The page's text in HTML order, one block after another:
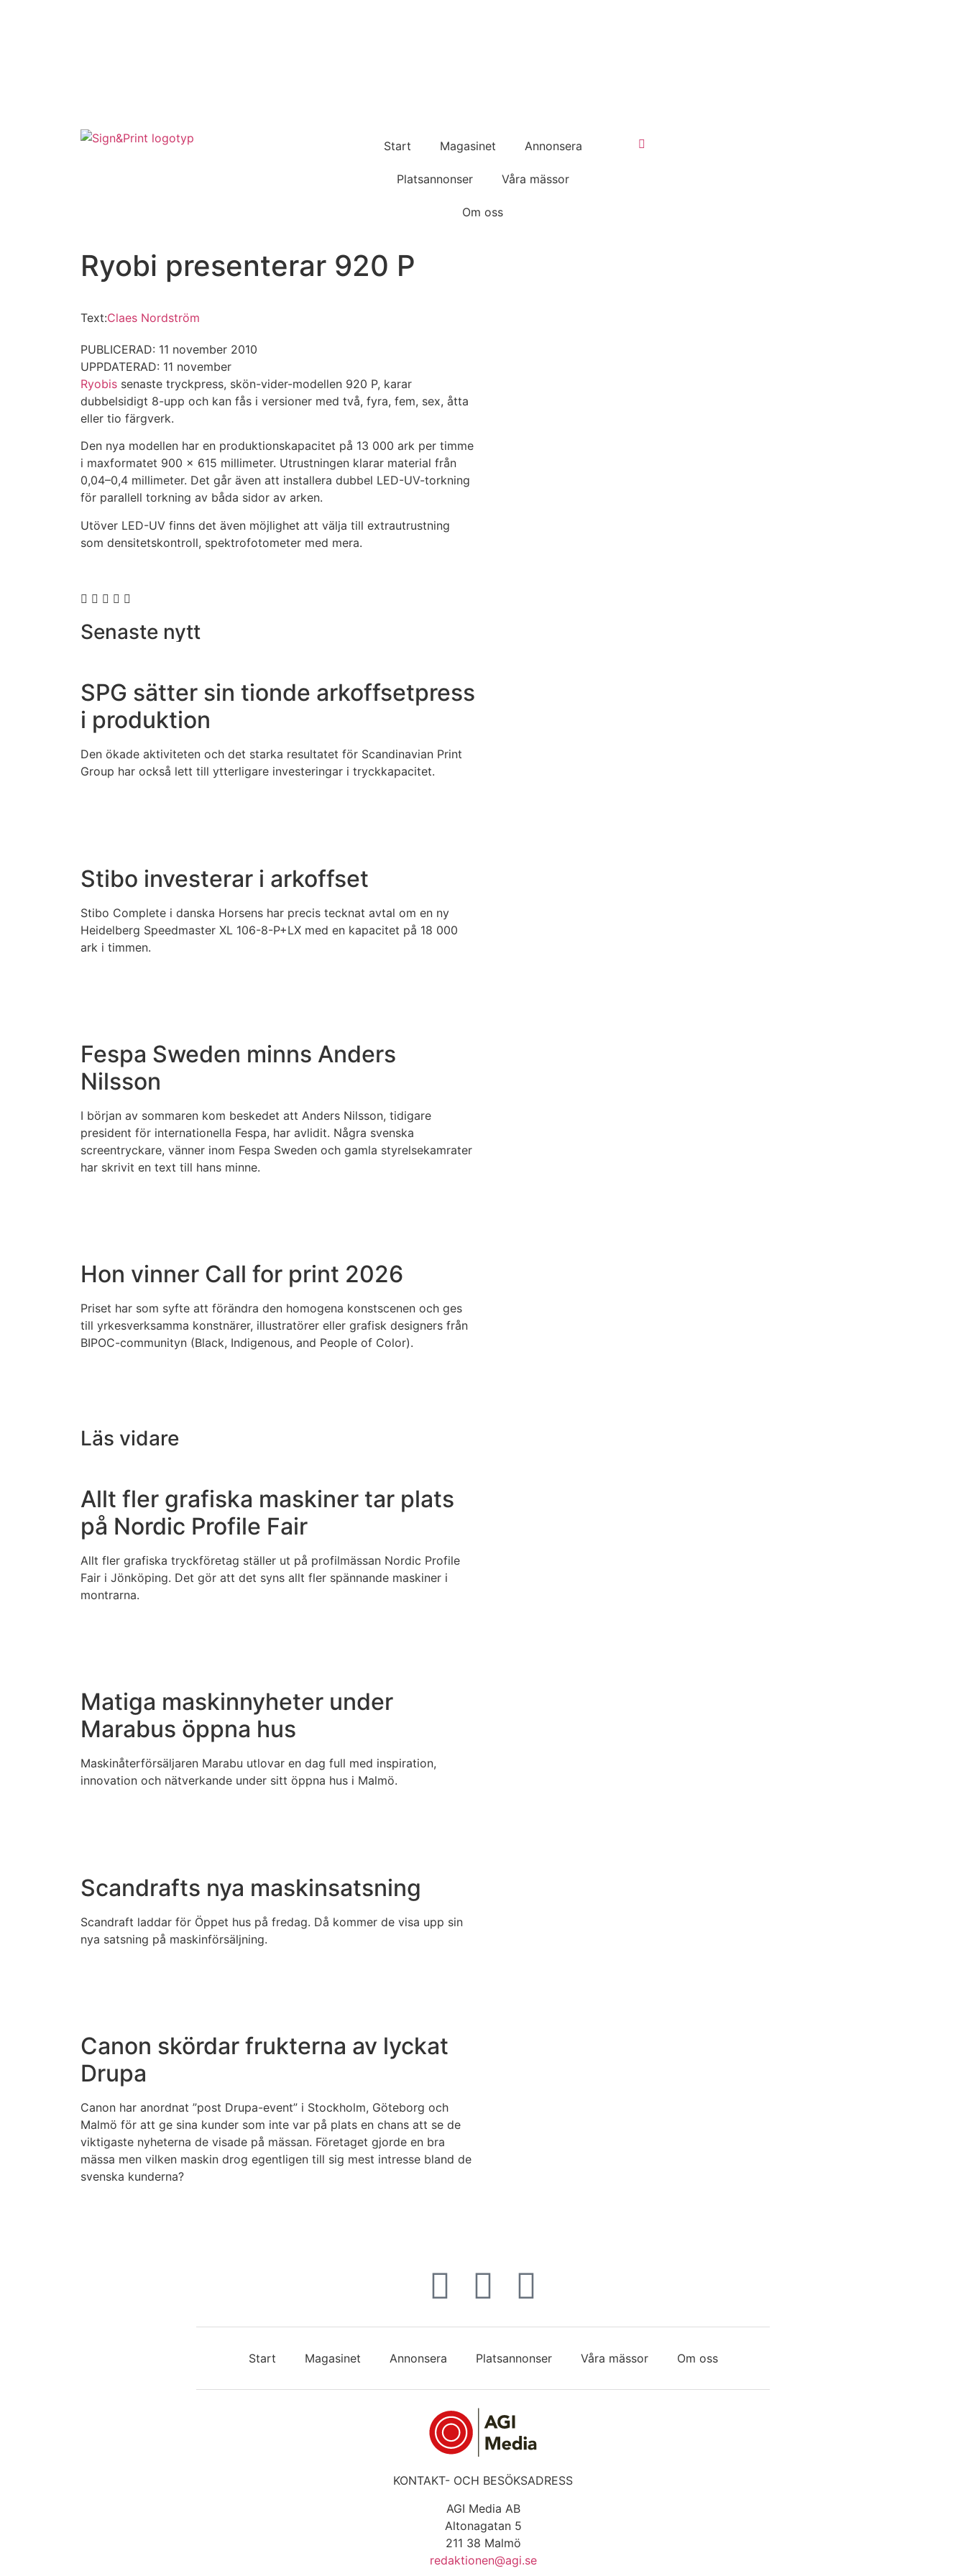
Start Magasinet Annonsera
Platsannonser Våra mässor
Om oss
Ryobi presenterar 920 P
Text:Claes Nordström
PUBLICERAD: 11 november 2010
UPPDATERAD: 11 november
Ryobis senaste tryckpress, skön-vider-modellen 920 P, karar
dubbelsidigt 8-upp och kan fås i versioner med två, fyra, fem, sex, åtta
eller tio färgverk.
Den nya modellen har en produktionskapacitet på 13 000 ark per timme
i maxformatet 900 x 615 millimeter. Utrustningen klarar material från
0,04–0,4 millimeter. Det går även att installera dubbel LED-UV-torkning
för parallell torkning av båda sidor av arken.
Utöver LED-UV finns det även möjlighet att välja till extrautrustning
som densitetskontroll, spektrofotometer med mera.
Senaste nytt
SPG sätter sin tionde arkoffsetpress
i produktion
Den ökade aktiviteten och det starka resultatet för Scandinavian Print
Group har också lett till ytterligare investeringar i tryckkapacitet.
Stibo investerar i arkoffset
Stibo Complete i danska Horsens har precis tecknat avtal om en ny
Heidelberg Speedmaster XL 106-8-P+LX med en kapacitet på 18 000
ark i timmen.
Fespa Sweden minns Anders
Nilsson
I början av sommaren kom beskedet att Anders Nilsson, tidigare
president för internationella Fespa, har avlidit. Några svenska
screentryckare, vänner inom Fespa Sweden och gamla styrelsekamrater
har skrivit en text till hans minne.
Hon vinner Call for print 2026
Priset har som syfte att förändra den homogena konstscenen och ges
till yrkesverksamma konstnärer, illustratörer eller grafisk designers från
BIPOC-communityn (Black, Indigenous, and People of Color).
Läs vidare
Allt fler grafiska maskiner tar plats
på Nordic Profile Fair
Allt fler grafiska tryckföretag ställer ut på profilmässan Nordic Profile
Fair i Jönköping. Det gör att det syns allt fler spännande maskiner i
montrarna.
Matiga maskinnyheter under
Marabus öppna hus
Maskinåterförsäljaren Marabu utlovar en dag full med inspiration,
innovation och nätverkande under sitt öppna hus i Malmö.
Scandrafts nya maskinsatsning
Scandraft laddar för Öppet hus på fredag. Då kommer de visa upp sin
nya satsning på maskinförsäljning.
Canon skördar frukterna av lyckat
Drupa
Canon har anordnat ”post Drupa-event” i Stockholm, Göteborg och
Malmö för att ge sina kunder som inte var på plats en chans att se de
viktigaste nyheterna de visade på mässan. Företaget gjorde en bra
mässa men vilken maskin drog egentligen till sig mest intresse bland de
svenska kunderna?
Start Magasinet Annonsera Platsannonser Våra mässor Om oss
KONTAKT- OCH BESÖKSADRESS
AGI Media AB
Altonagatan 5
211 38 Malmö
redaktionen@agi.se